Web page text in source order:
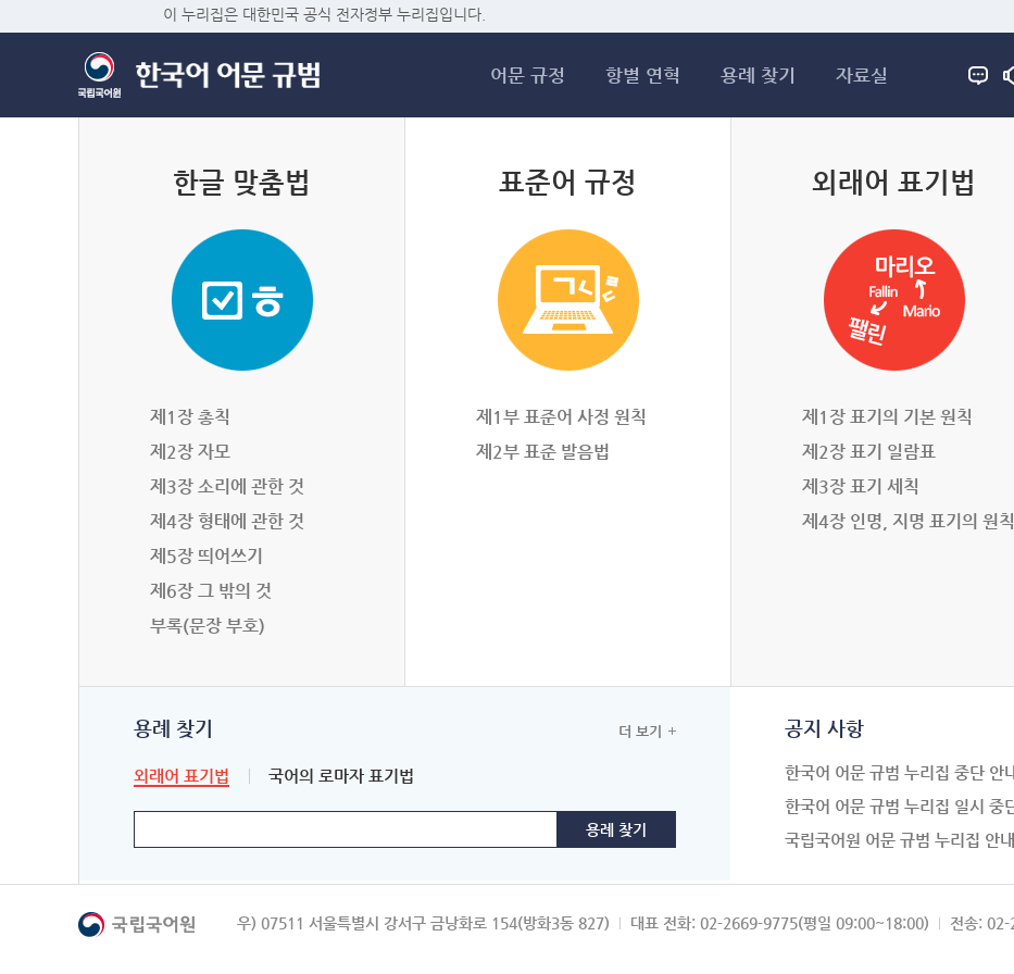
이 누리집은 대한민국 공식 전자정부 누리집입니다.
어문 규정 항별 연혁 용례 찾기 자료실
한글 맞춤법
제1장 총칙
제2장 자모
제3장 소리에 관한 것
제4장 형태에 관한 것
제5장 띄어쓰기
제6장 그 밖의 것
부록(문장 부호)
표준어 규정
제1부 표준어 사정 원칙
제2부 표준 발음법
외래어 표기법
제1장 표기의 기본 원칙
제2장 표기 일람표
제3장 표기 세칙
제4장 인명, 지명 표기의 원칙
용례 찾기
외래어 표기법 국어의 로마자 표기법
더 보기 공지 사항
한국어 어문 규범 누리집 중단 안
한국어 어문 규범 누리집 일시 중
국립국어원 어문 규범 누리집 안내
우) 07511 서울특별시 강서구 금낭화로 154(방화3동 827) 대표 전화: 02-2669-9775(평일 09:00~18:00) 전송: